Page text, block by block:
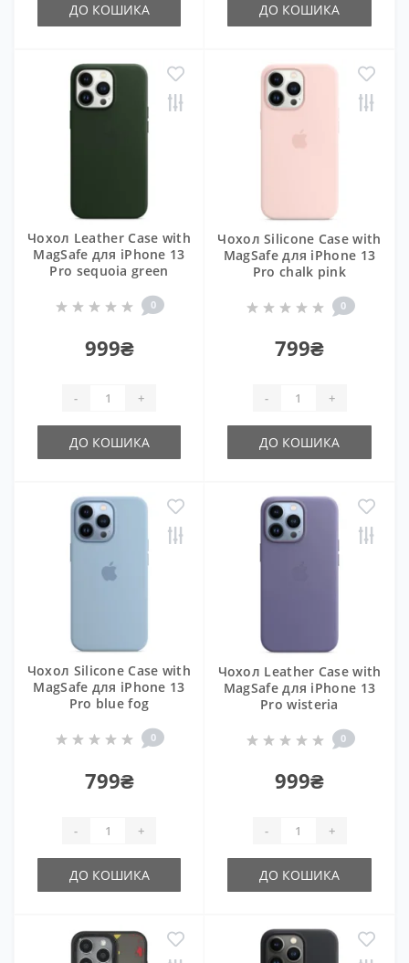
ДО КОШИКА ДО КОШИКА
Чохол Leather Case with
MagSafe для iPhone 13
Pro sequoia green
0
999₴
- +
ДО КОШИКА
Чохол Silicone Case with
MagSafe для iPhone 13
Pro chalk pink
0
799₴
- +
ДО КОШИКА
Чохол Silicone Case with
MagSafe для iPhone 13
Pro blue fog
0
799₴
- +
ДО КОШИКА
Чохол Leather Case with
MagSafe для iPhone 13
Pro wisteria
0
999₴
- +
ДО КОШИКА